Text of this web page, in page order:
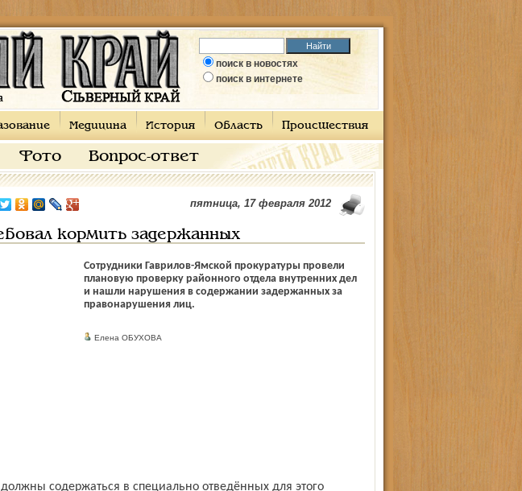
поиск в новостях
поиск в интернете
Медицина История Область Происшествия
Фото Вопрос-ответ
пятница, 17 февраля 2012
кормить задержанных
Сотрудники Гаврилов-Ям­ской прокуратуры провели
плановую проверку районного отдела внутренних дел
и нашли нарушения в содержании задержанных за
правонарушения лиц.
Елена ОБУХОВА